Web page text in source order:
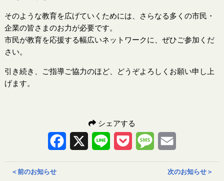
そのような教育を広げていくためには、さらなる多くの市民・
企業の皆さまのお力が必要です。
市民が教育を応援する幅広いネットワークに、ぜひご参加くだ
さい。
引き続き、ご指導ご協力のほど、どうぞよろしくお願い申し上
げます。
シェアする
Facebook Line Pocket Message
＜前のお知らせ 次のお知らせ ＞